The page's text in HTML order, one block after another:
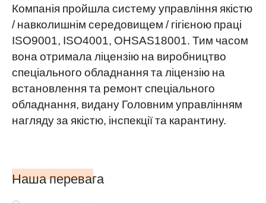
Компанія пройшла систему управління якістю
/ навколишнім середовищем / гігієною праці
ISO9001, ISO4001, OHSAS18001. Тим часом
вона отримала ліцензію на виробництво
спеціального обладнання та ліцензію на
встановлення та ремонт спеціального
обладнання, видану Головним управлінням
нагляду за якістю, інспекції та карантину.
Наша перевага